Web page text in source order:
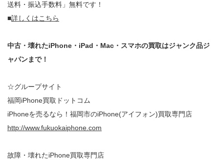
送料・振込手数料」無料です！
■詳しくはこちら
中古・壊れたiPhone・iPad・Mac・スマホの買取はジャンク品ジ
ャパンまで！
☆グループサイト
福岡iPhone買取ドットコム
iPhoneを売るなら！福岡市のiPhone(アイフォン)買取専門店
http://www.fukuokaiphone.com
故障・壊れたiPhone買取専門店